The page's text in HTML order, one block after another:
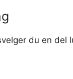
du en del